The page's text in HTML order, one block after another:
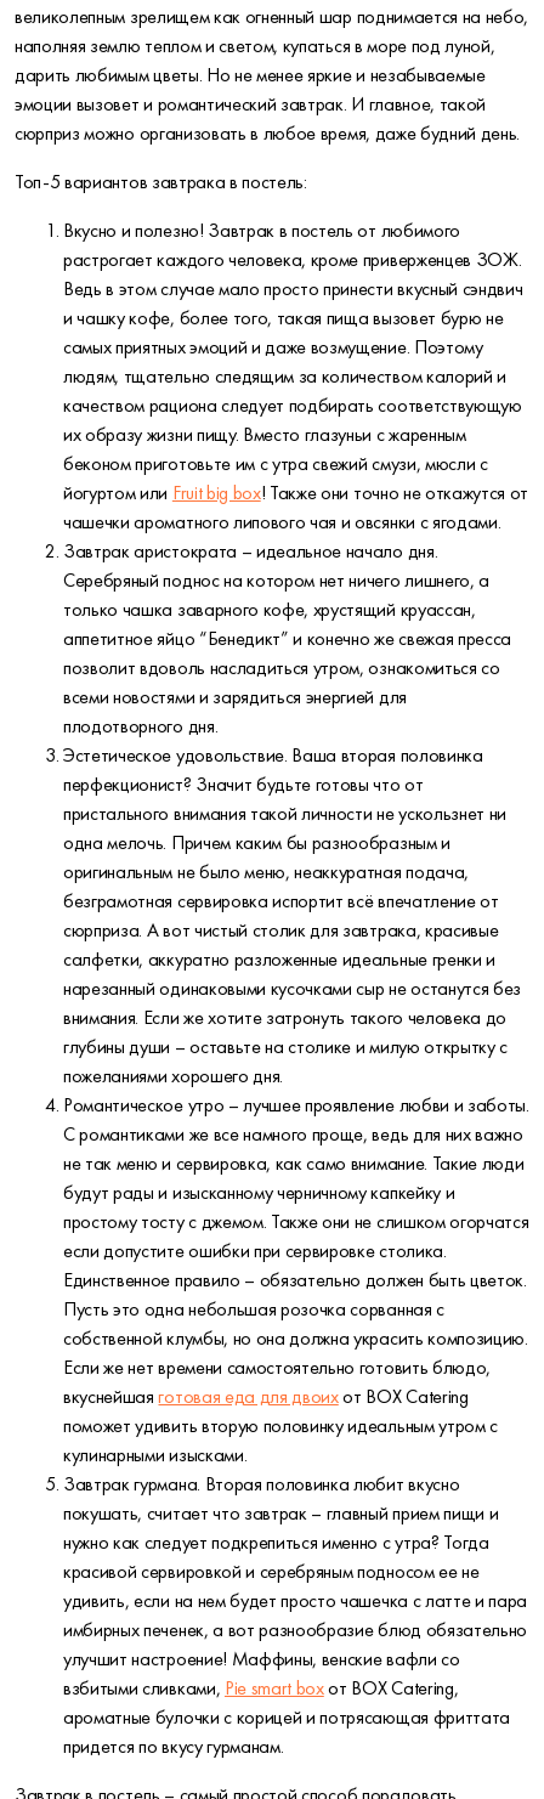
великолепным зрелищем как огненный шар поднимается на небо,
наполняя землю теплом и светом, купаться в море под луной,
дарить любимым цветы. Но не менее яркие и незабываемые
эмоции вызовет и романтический завтрак. И главное, такой
сюрприз можно организовать в любое время, даже будний день.
Топ-5 вариантов завтрака в постель:
Вкусно и полезно! Завтрак в постель от любимого
растрогает каждого человека, кроме приверженцев ЗОЖ.
Ведь в этом случае мало просто принести вкусный сэндвич
и чашку кофе, более того, такая пища вызовет бурю не
самых приятных эмоций и даже возмущение. Поэтому
людям, тщательно следящим за количеством калорий и
качеством рациона следует подбирать соответствующую
их образу жизни пищу. Вместо глазуньи с жаренным
беконом приготовьте им с утра свежий смузи, мюсли с
йогуртом или Fruit big box! Также они точно не откажутся от
чашечки ароматного липового чая и овсянки с ягодами.
Завтрак аристократа – идеальное начало дня.
Серебряный поднос на котором нет ничего лишнего, а
только чашка заварного кофе, хрустящий круассан,
аппетитное яйцо “Бенедикт” и конечно же свежая пресса
позволит вдоволь насладиться утром, ознакомиться со
всеми новостями и зарядиться энергией для
плодотворного дня.
Эстетическое удовольствие. Ваша вторая половинка
перфекционист? Значит будьте готовы что от
пристального внимания такой личности не ускользнет ни
одна мелочь. Причем каким бы разнообразным и
оригинальным не было меню, неаккуратная подача,
безграмотная сервировка испортит всё впечатление от
сюрприза. А вот чистый столик для завтрака, красивые
салфетки, аккуратно разложенные идеальные гренки и
нарезанный одинаковыми кусочками сыр не останутся без
внимания. Если же хотите затронуть такого человека до
глубины души – оставьте на столике и милую открытку с
пожеланиями хорошего дня.
Романтическое утро – лучшее проявление любви и заботы.
С романтиками же все намного проще, ведь для них важно
не так меню и сервировка, как само внимание. Такие люди
будут рады и изысканному черничному капкейку и
простому тосту с джемом. Также они не слишком огорчатся
если допустите ошибки при сервировке столика.
Единственное правило – обязательно должен быть цветок.
Пусть это одна небольшая розочка сорванная с
собственной клумбы, но она должна украсить композицию.
Если же нет времени самостоятельно готовить блюдо,
вкуснейшаяготовая еда для двоихот BOX Catering
поможет удивить вторую половинку идеальным утром с
кулинарными изысками.
Завтрак гурмана. Вторая половинка любит вкусно
покушать, считает что завтрак – главный прием пищи и
нужно как следует подкрепиться именно с утра? Тогда
красивой сервировкой и серебряным подносом ее не
удивить, если на нем будет просто чашечка с латте и пара
имбирных печенек, а вот разнообразие блюд обязательно
улучшит настроение! Маффины, венские вафли со
взбитыми сливками, Pie smart boxот BOX Catering,
ароматные булочки с корицей и потрясающая фриттата
придется по вкусу гурманам.